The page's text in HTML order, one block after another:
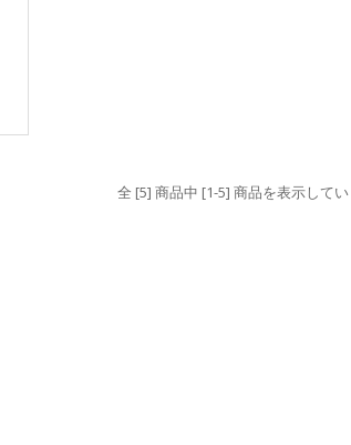
全 [5] 商品中 [1-5] 商品を表示して